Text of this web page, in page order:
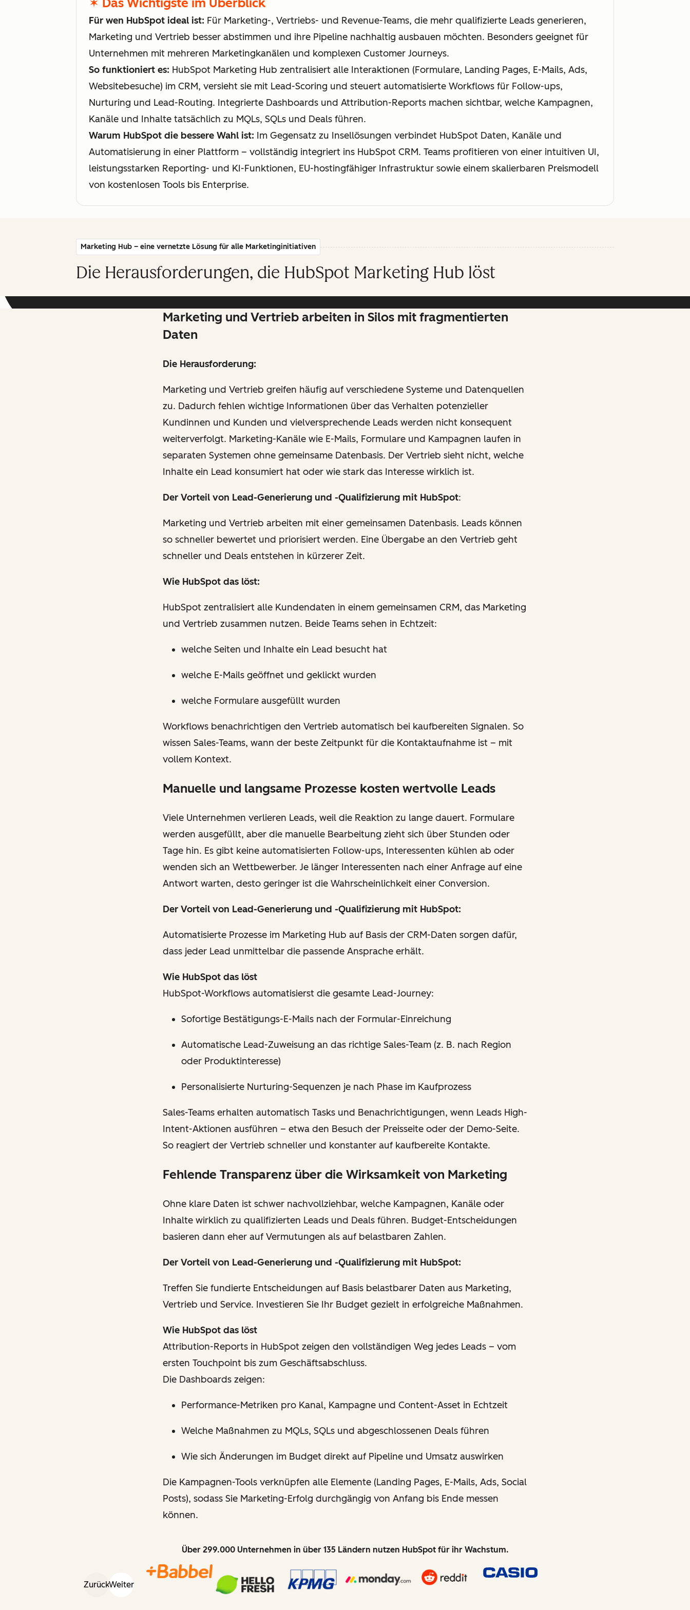
Für wen HubSpot ideal ist: Für Marketing-, Vertriebs- und Revenue-Teams, die mehr qualifizierte Leads generieren,
Marketing und Vertrieb besser abstimmen und ihre Pipeline nachhaltig ausbauen möchten. Besonders geeignet für
Unternehmen mit mehreren Marketingkanälen und komplexen Customer Journeys.
So funktioniert es: HubSpot Marketing Hub zentralisiert alle Interaktionen (Formulare, Landing Pages, E-Mails, Ads,
Websitebesuche) im CRM, versieht sie mit Lead-Scoring und steuert automatisierte Workflows für Follow-ups,
Nurturing und Lead-Routing. Integrierte Dashboards und Attribution-Reports machen sichtbar, welche Kampagnen,
Kanäle und Inhalte tatsächlich zu MQLs, SQLs und Deals führen.
Warum HubSpot die bessere Wahl ist: Im Gegensatz zu Insellösungen verbindet HubSpot Daten, Kanäle und
Automatisierung in einer Plattform – vollständig integriert ins HubSpot CRM. Teams profitieren von einer intuitiven UI,
leistungsstarken Reporting- und KI-Funktionen, EU-hostingfähiger Infrastruktur sowie einem skalierbaren Preismodell
von kostenlosen Tools bis Enterprise.
Marketing Hub – eine vernetzte Lösung für alle Marketinginitiativen
Die Herausforderungen, die HubSpot Marketing Hub löst
Marketing und Vertrieb arbeiten in Silos mit fragmentierten
Daten
Die Herausforderung:
Marketing und Vertrieb greifen häufig auf verschiedene Systeme und Datenquellen
zu. Dadurch fehlen wichtige Informationen über das Verhalten potenzieller
Kundinnen und Kunden und vielversprechende Leads werden nicht konsequent
weiterverfolgt. Marketing-Kanäle wie E-Mails, Formulare und Kampagnen laufen in
separaten Systemen ohne gemeinsame Datenbasis. Der Vertrieb sieht nicht, welche
Inhalte ein Lead konsumiert hat oder wie stark das Interesse wirklich ist.
Der Vorteil von Lead-Generierung und -Qualifizierung mit HubSpot:
Marketing und Vertrieb arbeiten mit einer gemeinsamen Datenbasis. Leads können
so schneller bewertet und priorisiert werden. Eine Übergabe an den Vertrieb geht
schneller und Deals entstehen in kürzerer Zeit.
Wie HubSpot das löst:
HubSpot zentralisiert alle Kundendaten in einem gemeinsamen CRM, das Marketing
und Vertrieb zusammen nutzen. Beide Teams sehen in Echtzeit:
welche Seiten und Inhalte ein Lead besucht hat
welche E-Mails geöffnet und geklickt wurden
welche Formulare ausgefüllt wurden
Workflows benachrichtigen den Vertrieb automatisch bei kaufbereiten Signalen. So
wissen Sales-Teams, wann der beste Zeitpunkt für die Kontaktaufnahme ist – mit
vollem Kontext.
Manuelle und langsame Prozesse kosten wertvolle Leads
Viele Unternehmen verlieren Leads, weil die Reaktion zu lange dauert. Formulare
werden ausgefüllt, aber die manuelle Bearbeitung zieht sich über Stunden oder
Tage hin. Es gibt keine automatisierten Follow-ups, Interessenten kühlen ab oder
wenden sich an Wettbewerber. Je länger Interessenten nach einer Anfrage auf eine
Antwort warten, desto geringer ist die Wahrscheinlichkeit einer Conversion.
Der Vorteil von Lead-Generierung und -Qualifizierung mit HubSpot:
Automatisierte Prozesse im Marketing Hub auf Basis der CRM-Daten sorgen dafür,
dass jeder Lead unmittelbar die passende Ansprache erhält.
Wie HubSpot das löst
HubSpot-Workflows automatisierst die gesamte Lead-Journey:
Sofortige Bestätigungs-E-Mails nach der Formular-Einreichung
Automatische Lead-Zuweisung an das richtige Sales-Team (z. B. nach Region
oder Produktinteresse)
Personalisierte Nurturing-Sequenzen je nach Phase im Kaufprozess
Sales-Teams erhalten automatisch Tasks und Benachrichtigungen, wenn Leads High-
Intent-Aktionen ausführen – etwa den Besuch der Preisseite oder der Demo-Seite.
So reagiert der Vertrieb schneller und konstanter auf kaufbereite Kontakte.
Fehlende Transparenz über die Wirksamkeit von Marketing
Ohne klare Daten ist schwer nachvollziehbar, welche Kampagnen, Kanäle oder
Inhalte wirklich zu qualifizierten Leads und Deals führen. Budget-Entscheidungen
basieren dann eher auf Vermutungen als auf belastbaren Zahlen.
Der Vorteil von Lead-Generierung und -Qualifizierung mit HubSpot:
Treffen Sie fundierte Entscheidungen auf Basis belastbarer Daten aus Marketing,
Vertrieb und Service. Investieren Sie Ihr Budget gezielt in erfolgreiche Maßnahmen.
Wie HubSpot das löst
Attribution-Reports in HubSpot zeigen den vollständigen Weg jedes Leads – vom
ersten Touchpoint bis zum Geschäftsabschluss.
Die Dashboards zeigen:
Performance-Metriken pro Kanal, Kampagne und Content-Asset in Echtzeit
Welche Maßnahmen zu MQLs, SQLs und abgeschlossenen Deals führen
Wie sich Änderungen im Budget direkt auf Pipeline und Umsatz auswirken
Die Kampagnen-Tools verknüpfen alle Elemente (Landing Pages, E-Mails, Ads, Social
Posts), sodass Sie Marketing-Erfolg durchgängig von Anfang bis Ende messen
können.
Über 299.000 Unternehmen in über 135 Ländern nutzen HubSpot für ihr Wachstum.
ZurückWeiter